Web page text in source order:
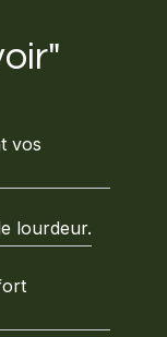
vos
lourdeur.